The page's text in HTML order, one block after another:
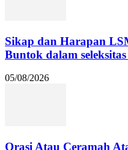
Sikap dan Harapan
Buntok dalam
05/08/2026
Orasi Atau Ceramah